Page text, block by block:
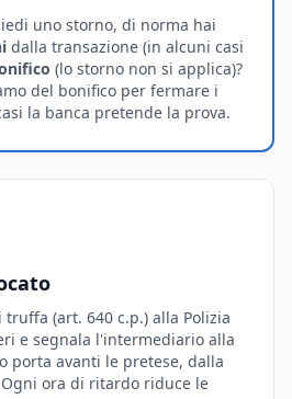
uno storno, di norma hai
dalla transazione (in alcuni casi
(lo storno non si applica)?
del bonifico per fermare i
la banca pretende la prova.
(art. 640 c.p.) alla Polizia
e segnala l'intermediario alla
porta avanti le pretese, dalla
ora di ritardo riduce le